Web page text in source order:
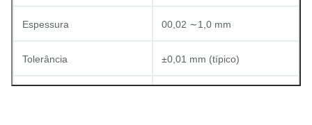
Espessura 00,02 ∼1,0 mm
Tolerância ±0,01 mm (típico)